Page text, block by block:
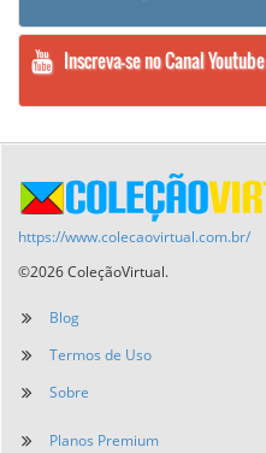
Inscreva-se no Canal Youtube
https://www.colecaovirtual.com.br/
©2026 ColeçãoVirtual.
Blog
Termos de Uso
Sobre
Planos Premium